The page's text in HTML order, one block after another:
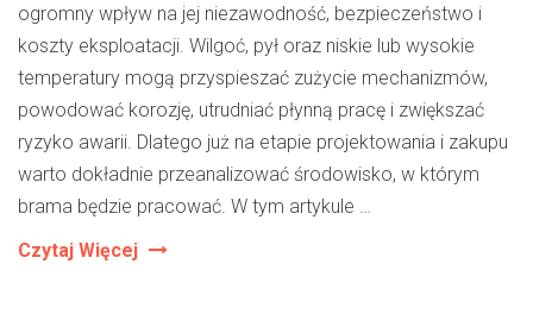
ogromny wpływ na jej niezawodność, bezpieczeństwo i
koszty eksploatacji. Wilgoć, pył oraz niskie lub wysokie
temperatury mogą przyspieszać zużycie mechanizmów,
powodować korozję, utrudniać płynną pracę i zwiększać
ryzyko awarii. Dlatego już na etapie projektowania i zakupu
warto dokładnie przeanalizować środowisko, w którym
brama będzie pracować. W tym artykule …
Czytaj Więcej Jak